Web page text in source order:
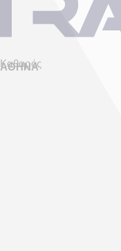
Καθαρός